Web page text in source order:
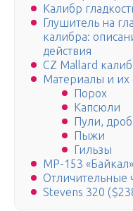
Калибр
Глушитель на
калибра:
действия
CZ Mallard
Материалы и их
Порох
Капсюли
Пули,
Пыжи
Гильзы
МР-153 «Байкал»
Отличительные
Stevens 320